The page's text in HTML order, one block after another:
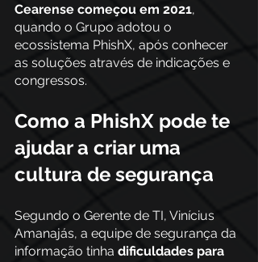
Cearense começou em 2021,
quando o Grupo adotou o
ecossistema PhishX, após conhecer
as soluções através de indicações e
congressos.
Como a PhishX pode te
ajudar a criar uma
cultura de segurança
Segundo o Gerente de TI, Vinícius
Amanajás, a equipe de segurança da
informação tinha dificuldades para